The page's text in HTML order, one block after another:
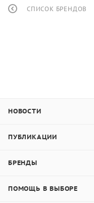
СПИСОК БРЕНДОВ
НОВОСТИ
ПУБЛИКАЦИИ
БРЕНДЫ
ПОМОЩЬ В ВЫБОРЕ